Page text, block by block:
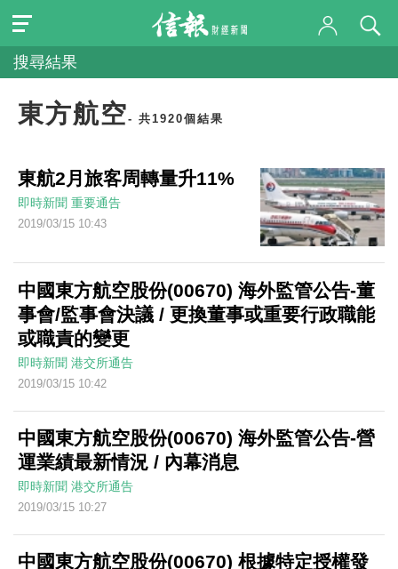
搜尋結果
東方航空- 共1920個結果
東航2月旅客周轉量升11%
即時新聞 重要通告
2019/03/15 10:43
中國東方航空股份(00670) 海外監管公告-董
事會/監事會決議 / 更換董事或重要行政職能
或職責的變更
即時新聞 港交所通告
2019/03/15 10:42
中國東方航空股份(00670) 海外監管公告-營
運業績最新情況 / 內幕消息
即時新聞 港交所通告
2019/03/15 10:27
中國東方航空股份(00670) 根據特定授權發